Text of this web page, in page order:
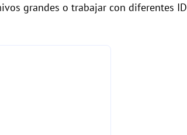
grandes o trabajar con diferentes ID